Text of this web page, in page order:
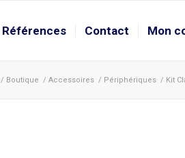
Références Contact Mon
/ Boutique / Accessoires / Périphériques / Kit